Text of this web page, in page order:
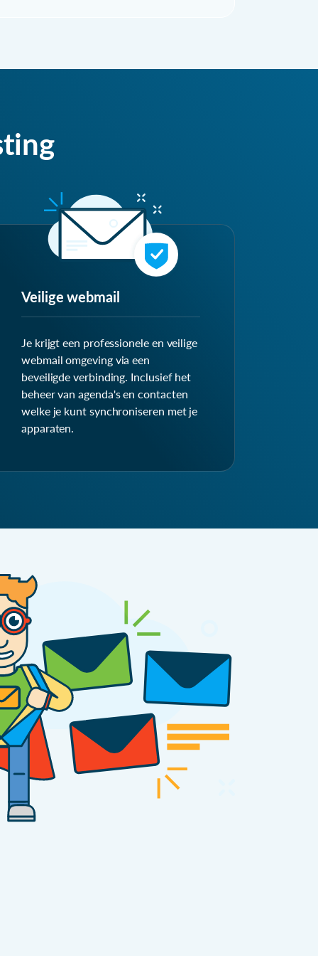
Veilige webmail
Je krijgt een professionele en veilige
webmail omgeving via een
beveiligde verbinding. Inclusief het
beheer van agenda's en contacten
welke je kunt synchroniseren met je
apparaten.